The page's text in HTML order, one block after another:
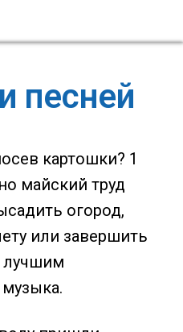
песней
картошки? 1
майский труд
огород,
или завершить
лучшим